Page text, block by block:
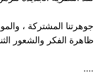
جوهرتنا المشتركة ،
ظاهرة الفكر والشعور
....